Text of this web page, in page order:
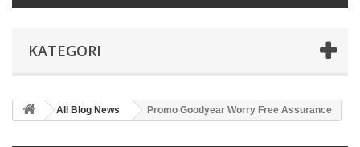
KATEGORI
All Blog News Promo Goodyear Worry Free Assurance